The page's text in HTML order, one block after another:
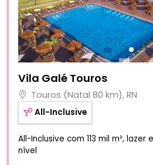
Vila Galé Touros
Touros (Natal 80 km), RN
All-Inclusive
All-Inclusive com 113 mil m²,
nível